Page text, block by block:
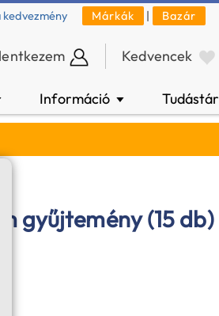
kedvezmény Márkák | Bazár
Kedvencek
Információ ▼ Tudástár
gyűjtemény (15 db)